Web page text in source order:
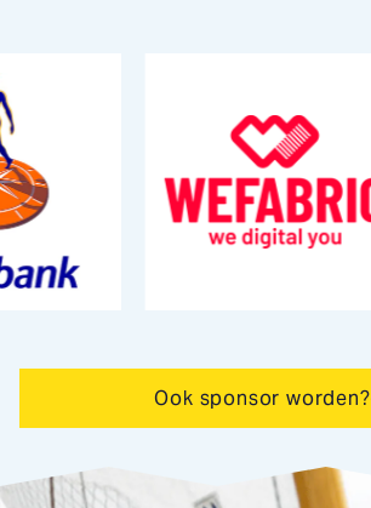
Ook sponsor worden?